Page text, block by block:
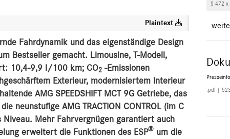
Plaintext
Fahrdynamik und das eigenständige Design
Bestseller gemacht. Limousine, T-Modell,
10,4-9,9 l/100 km; CO2 -Emissionen
Exterieur, modernisiertem Interieur
AMG SPEEDSHIFT MCT 9G Getriebe, das
neunstufige AMG TRACTION CONTROL (im C
Mehr Fahrvergnügen garantiert auch
erweitert die Funktionen des ESP® um die
5 472 x
.pdf